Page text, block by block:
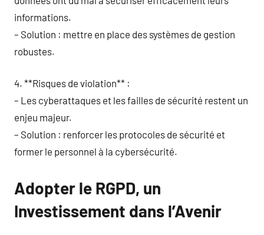
informations.
– Solution : mettre en place des systèmes de gestion
robustes.
4. **Risques de violation** :
– Les cyberattaques et les failles de sécurité restent un
enjeu majeur.
– Solution : renforcer les protocoles de sécurité et
former le personnel à la cybersécurité.
Adopter le RGPD, un
Investissement dans l’Avenir